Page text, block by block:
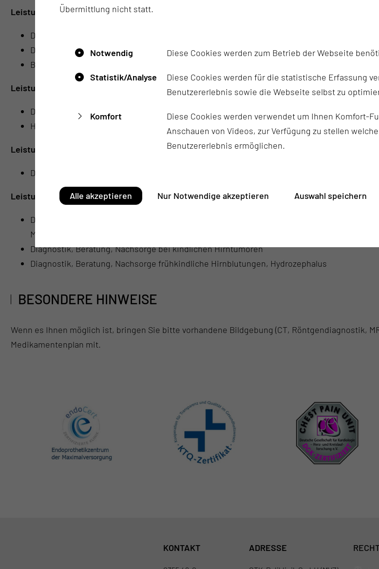
Leistungen Kopf:
Diagnostik, Beratung, Nachsorge von neurochirurgischen Erkrankungen des
Diagnostik, Beratung, Nachsorge bei Hydrozephalus (Ventilumstellungen)
Beratung, Nachsorge bei Schädel-Hirn-Verletzungen (z.B. plastische Deckung)
Leistungen Wirbelsäule:
Diagnostik, Beratung, Nachsorge von Wirbelsäulenerkrankungen
Haltungs- und Bewegungsanalyse der Wirbelsäule
Leistungen periphere Nerven:
Diagnostik, Beratung, Nachsorge von Erkrankungen des peripheren Nervensystems (z.B.
Leistungen Kinderneurochirurgie:
Diagnostik, Beratung, Nachsorge von speziellen neurochirurgischen Erkrankungen des
Malformation, Syringomyelie, Arachnoidalzysten, etc.)
Diagnostik, Beratung, Nachsorge bei kindlichen Hirntumoren
Diagnostik, Beratung, Nachsorge frühkindliche Hirnblutungen, Hydrozephalus
BESONDERE HINWEISE
Wenn es Ihnen möglich ist, bringen Sie bitte vorhandene Bildgebung (CT, Röntgendiagnostik,
Medikamentenplan mit.
KONTAKT ADRESSE
Übermittlung nicht statt.
Notwendig Diese Cookies werden zum Betrieb der Webseite
Statistik/Analyse
Diese Cookies werden für die statistische Erfassung
Benutzererlebnis sowie die Webseite selbst zu
Komfort
Diese Cookies werden verwendet um Ihnen Komfort-
Anschauen von Videos, zur Verfügung zu stellen
Benutzererlebnis ermöglichen.
Alle akzeptieren Nur Notwendige akzeptieren Auswahl speichern